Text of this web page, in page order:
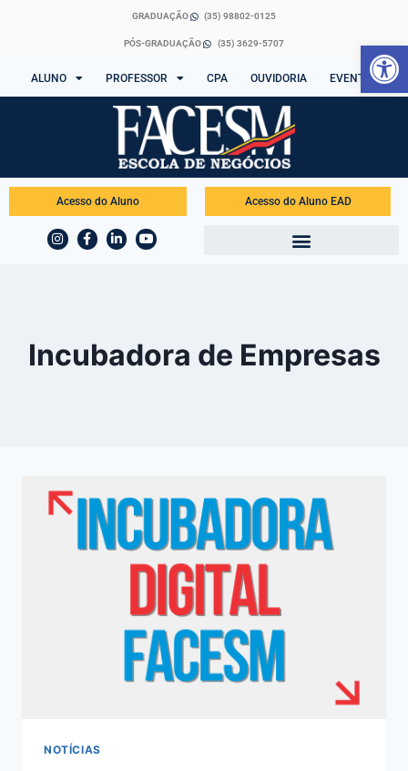
GRADUAÇÃO (35) 98802-0125
PÓS-GRADUAÇÃO (35) 3629-5707
ALUNO PROFESSOR CPA OUVIDORIA EVENTOS
Acesso do Aluno Acesso do Aluno EAD
Incubadora de Empresas
NOTÍCIAS
Abrir